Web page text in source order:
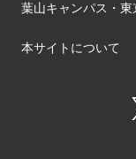
葉山キャンパス・
本サイトについて